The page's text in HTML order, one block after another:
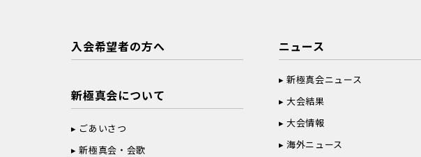
入会希望者の方へ
新極真会について
ごあいさつ
新極真会・会歌
ニュース
新極真会ニュース
大会結果
大会情報
海外ニュース